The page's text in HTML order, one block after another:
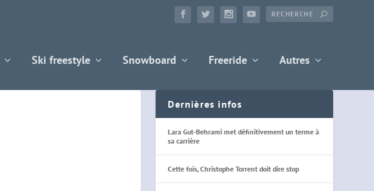
Ski freestyle Snowboard Freeride Autres
Dernières infos
Lara Gut-Behrami met définitivement un terme à
sa carrière
Cette fois, Christophe Torrent doit dire stop